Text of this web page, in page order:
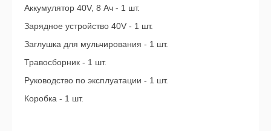
Аккумулятор 40V, 8 Ач - 1 шт.
Зарядное устройство 40V - 1 шт.
Заглушка для мульчирования - 1 шт.
Травосборник - 1 шт.
Руководство по эксплуатации - 1 шт.
Коробка - 1 шт.